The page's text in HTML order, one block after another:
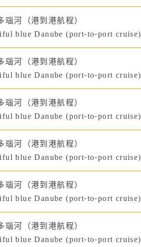
瑙河（港到港航程）
blue Danube (port-to-port cruise)
瑙河（港到港航程）
blue Danube (port-to-port cruise)
瑙河（港到港航程）
blue Danube (port-to-port cruise)
瑙河（港到港航程）
blue Danube (port-to-port cruise)
瑙河（港到港航程）
blue Danube (port-to-port cruise)
瑙河（港到港航程）
blue Danube (port-to-port cruise)